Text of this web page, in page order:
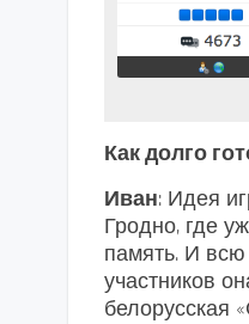
Как долго
Иван: Идея
Гродно, где
память. И
участников
белорусская